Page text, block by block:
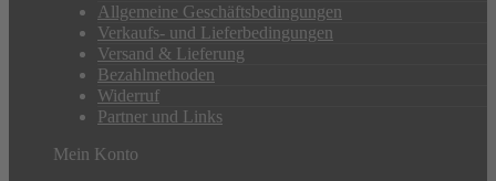
Allgemeine Geschäftsbedingungen
Verkaufs- und Lieferbedingungen
Versand & Lieferung
Bezahlmethoden
Widerruf
Partner und Links
Mein Konto